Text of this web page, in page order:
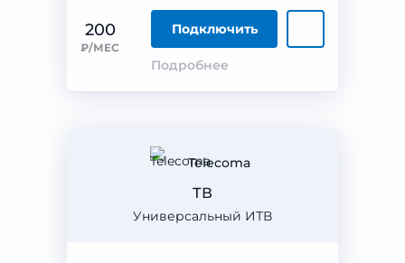
200
₽/МЕС
Подключить
Подробнее
Telecoma
Универсальный ИТВ
ТВ